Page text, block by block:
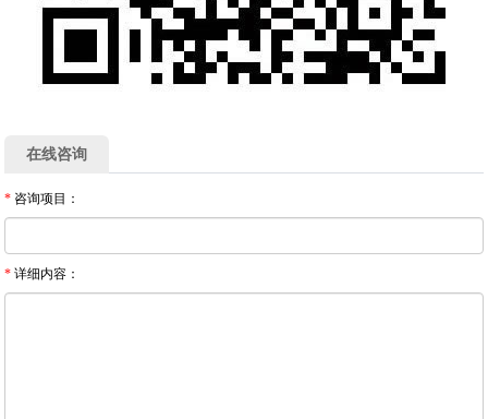
在线咨询
* 咨询项目：
* 详细内容：